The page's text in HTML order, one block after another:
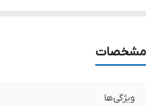
مشخصات
ویژگی‌ها